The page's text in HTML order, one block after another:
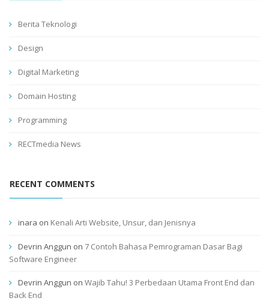
Berita Teknologi
Design
Digital Marketing
Domain Hosting
Programming
RECTmedia News
RECENT COMMENTS
inara on Kenali Arti Website, Unsur, dan Jenisnya
Devrin Anggun on 7 Contoh Bahasa Pemrograman Dasar Bagi
Software Engineer
Devrin Anggun on Wajib Tahu! 3 Perbedaan Utama Front End dan
Back End